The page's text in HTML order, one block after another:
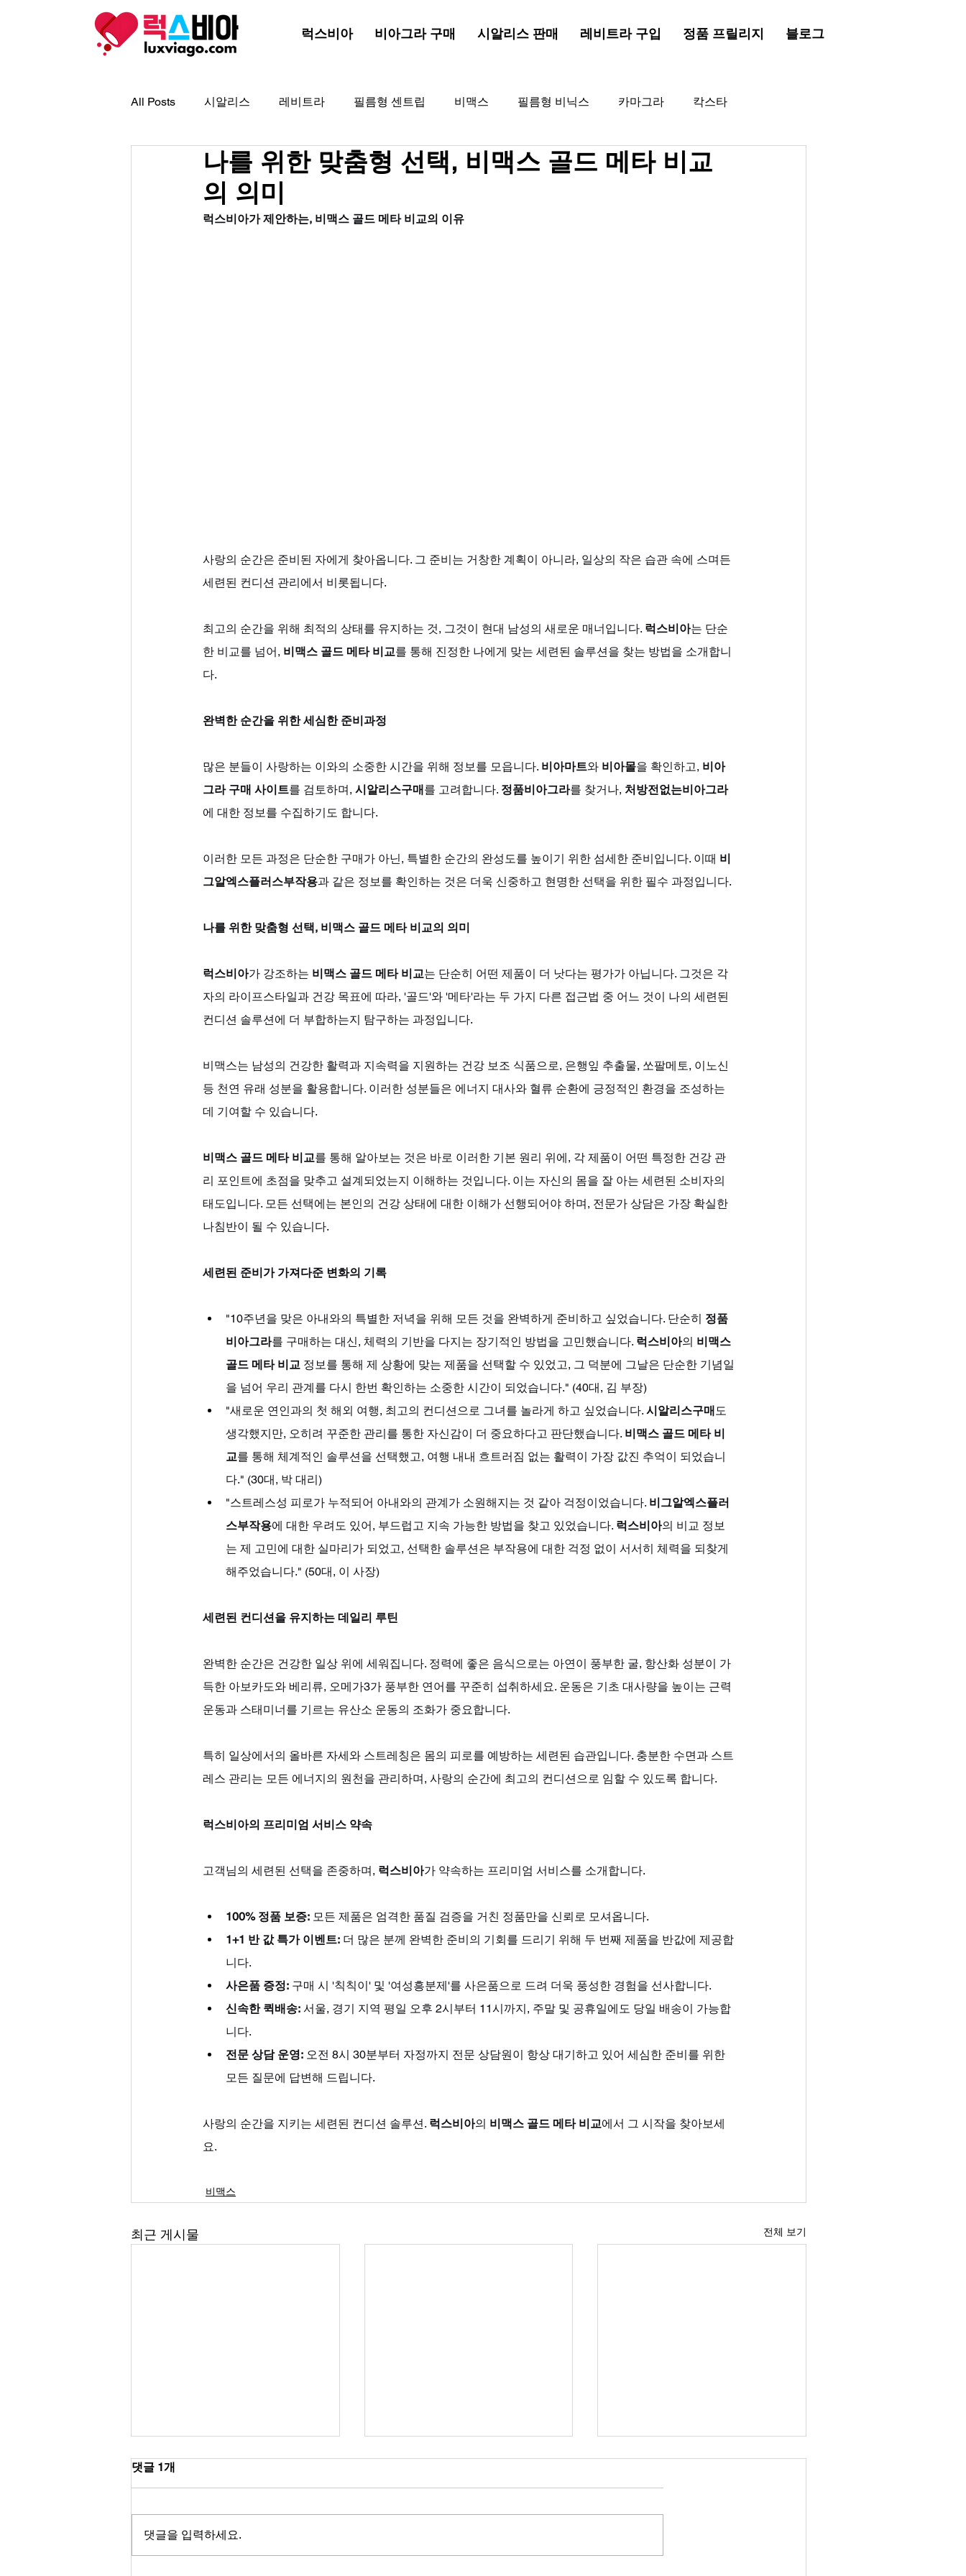
럭스비아 비아그라 구매 시알리스 판매 레비트라 구입 정품 프릴리지 블로그
All Posts 시알리스 레비트라 필름형 센트립 비맥스 필름형 비닉스 카마그라 칵스타
아이코스 골드드래곤 해포쿠 골드비아그라 비아그라 골드시알리스
프로코밀
나를 위한 맞춤형 선택, 비맥스 골드 메타 비교
의 의미
럭스비아가 제안하는, 비맥스 골드 메타 비교의 이유
사랑의 순간은 준비된 자에게 찾아옵니다. 그 준비는 거창한 계획이 아니라, 일상의 작은 습관 속에 스며든
세련된 컨디션 관리에서 비롯됩니다.
최고의 순간을 위해 최적의 상태를 유지하는 것, 그것이 현대 남성의 새로운 매너입니다. 럭스비아는 단순
한 비교를 넘어, 비맥스 골드 메타 비교를 통해 진정한 나에게 맞는 세련된 솔루션을 찾는 방법을 소개합니
다.
완벽한 순간을 위한 세심한 준비과정
많은 분들이 사랑하는 이와의 소중한 시간을 위해 정보를 모읍니다. 비아마트와 비아몰을 확인하고, 비아
그라 구매 사이트를 검토하며, 시알리스구매를 고려합니다. 정품비아그라를 찾거나, 처방전없는비아그라
에 대한 정보를 수집하기도 합니다.
이러한 모든 과정은 단순한 구매가 아닌, 특별한 순간의 완성도를 높이기 위한 섬세한 준비입니다. 이때 비
그알엑스플러스부작용과 같은 정보를 확인하는 것은 더욱 신중하고 현명한 선택을 위한 필수 과정입니다.
나를 위한 맞춤형 선택, 비맥스 골드 메타 비교의 의미
럭스비아가 강조하는 비맥스 골드 메타 비교는 단순히 어떤 제품이 더 낫다는 평가가 아닙니다. 그것은 각
자의 라이프스타일과 건강 목표에 따라, '골드'와 '메타'라는 두 가지 다른 접근법 중 어느 것이 나의 세련된
컨디션 솔루션에 더 부합하는지 탐구하는 과정입니다.
비맥스는 남성의 건강한 활력과 지속력을 지원하는 건강 보조 식품으로, 은행잎 추출물, 쏘팔메토, 이노신
등 천연 유래 성분을 활용합니다. 이러한 성분들은 에너지 대사와 혈류 순환에 긍정적인 환경을 조성하는
데 기여할 수 있습니다.
비맥스 골드 메타 비교를 통해 알아보는 것은 바로 이러한 기본 원리 위에, 각 제품이 어떤 특정한 건강 관
리 포인트에 초점을 맞추고 설계되었는지 이해하는 것입니다. 이는 자신의 몸을 잘 아는 세련된 소비자의
태도입니다. 모든 선택에는 본인의 건강 상태에 대한 이해가 선행되어야 하며, 전문가 상담은 가장 확실한
나침반이 될 수 있습니다.
세련된 준비가 가져다준 변화의 기록
"10주년을 맞은 아내와의 특별한 저녁을 위해 모든 것을 완벽하게 준비하고 싶었습니다. 단순히 정품
비아그라를 구매하는 대신, 체력의 기반을 다지는 장기적인 방법을 고민했습니다. 럭스비아의 비맥스
골드 메타 비교 정보를 통해 제 상황에 맞는 제품을 선택할 수 있었고, 그 덕분에 그날은 단순한 기념일
을 넘어 우리 관계를 다시 한번 확인하는 소중한 시간이 되었습니다." (40대, 김 부장)
"새로운 연인과의 첫 해외 여행, 최고의 컨디션으로 그녀를 놀라게 하고 싶었습니다. 시알리스구매 도
생각했지만, 오히려 꾸준한 관리를 통한 자신감이 더 중요하다고 판단했습니다. 비맥스 골드 메타 비
교를 통해 체계적인 솔루션을 선택했고, 여행 내내 흐트러짐 없는 활력이 가장 값진 추억이 되었습니
다." (30대, 박 대리)
"스트레스성 피로가 누적되어 아내와의 관계가 소원해지는 것 같아 걱정이었습니다. 비그알엑스플러
스부작용에 대한 우려도 있어, 부드럽고 지속 가능한 방법을 찾고 있었습니다. 럭스비아의 비교 정보
는 제 고민에 대한 실마리가 되었고, 선택한 솔루션은 부작용에 대한 걱정 없이 서서히 체력을 되찾게
해주었습니다." (50대, 이 사장)
세련된 컨디션을 유지하는 데일리 루틴
완벽한 순간은 건강한 일상 위에 세워집니다. 정력에 좋은 음식으로는 아연이 풍부한 굴, 항산화 성분이 가
득한 아보카도와 베리류, 오메가3가 풍부한 연어를 꾸준히 섭취하세요. 운동은 기초 대사량을 높이는 근력
운동과 스태미너를 기르는 유산소 운동의 조화가 중요합니다.
특히 일상에서의 올바른 자세와 스트레칭은 몸의 피로를 예방하는 세련된 습관입니다. 충분한 수면과 스트
레스 관리는 모든 에너지의 원천을 관리하며, 사랑의 순간에 최고의 컨디션으로 임할 수 있도록 합니다.
럭스비아의 프리미엄 서비스 약속
고객님의 세련된 선택을 존중하며, 럭스비아가 약속하는 프리미엄 서비스를 소개합니다.
100% 정품 보증: 모든 제품은 엄격한 품질 검증을 거친 정품만을 신뢰로 모셔옵니다.
1+1 반 값 특가 이벤트: 더 많은 분께 완벽한 준비의 기회를 드리기 위해 두 번째 제품을 반값에 제공합
니다.
사은품 증정: 구매 시 '칙칙이' 및 '여성흥분제'를 사은품으로 드려 더욱 풍성한 경험을 선사합니다.
신속한 퀵배송: 서울, 경기 지역 평일 오후 2시부터 11시까지, 주말 및 공휴일에도 당일 배송이 가능합
니다.
전문 상담 운영: 오전 8시 30분부터 자정까지 전문 상담원이 항상 대기하고 있어 세심한 준비를 위한
모든 질문에 답변해 드립니다.
사랑의 순간을 지키는 세련된 컨디션 솔루션. 럭스비아의 비맥스 골드 메타 비교에서 그 시작을 찾아보세
요.
비맥스
최근 게시물 전체 보기
댓글 1개
댓글을 입력하세요.